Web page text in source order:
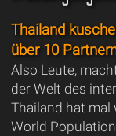
Thailand
über 10
Also Leute,
der Welt des
Thailand hat mal
World